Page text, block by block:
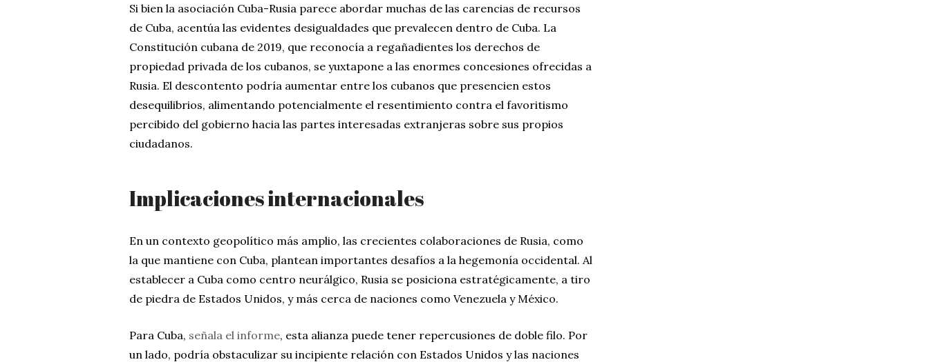
Si bien la asociación Cuba-Rusia parece abordar muchas de las carencias de recursos
de Cuba, acentúa las evidentes desigualdades que prevalecen dentro de Cuba. La
Constitución cubana de 2019, que reconocía a regañadientes los derechos de
propiedad privada de los cubanos, se yuxtapone a las enormes concesiones ofrecidas a
Rusia. El descontento podría aumentar entre los cubanos que presencien estos
desequilibrios, alimentando potencialmente el resentimiento contra el favoritismo
percibido del gobierno hacia las partes interesadas extranjeras sobre sus propios
ciudadanos.
Implicaciones internacionales
En un contexto geopolítico más amplio, las crecientes colaboraciones de Rusia, como
la que mantiene con Cuba, plantean importantes desafíos a la hegemonía occidental. Al
establecer a Cuba como centro neurálgico, Rusia se posiciona estratégicamente, a tiro
de piedra de Estados Unidos, y más cerca de naciones como Venezuela y México.
Para Cuba, señala el informe, esta alianza puede tener repercusiones de doble filo. Por
un lado, podría obstaculizar su incipiente relación con Estados Unidos y las naciones